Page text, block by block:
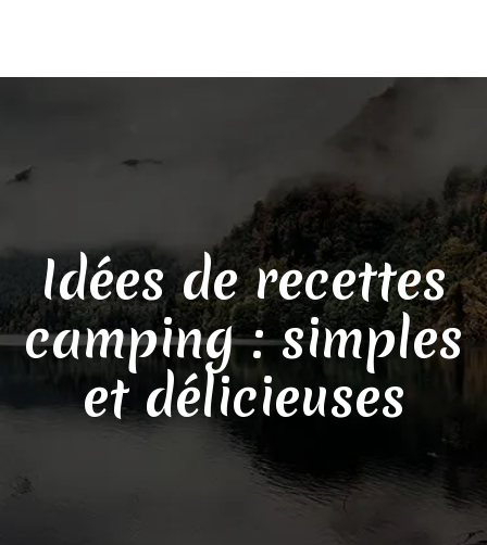
Idées de recettes
camping : simples
et délicieuses